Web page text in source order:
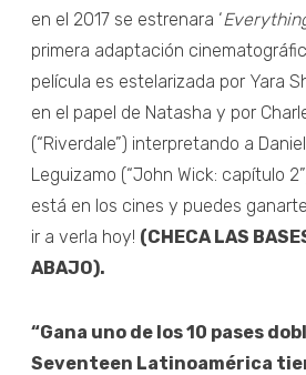
en el 2017 se estrenara ‘
primera adaptación
película es estelarizada por Yara
en el papel de Natasha y por
(“Riverdale”) interpretando a
Leguizamo (“John Wick: capítulo
está en los cines y puedes
ir a verla hoy! (CHECA LAS
ABAJO).
“Gana uno de los 10 pases
Seventeen Latinoamérica